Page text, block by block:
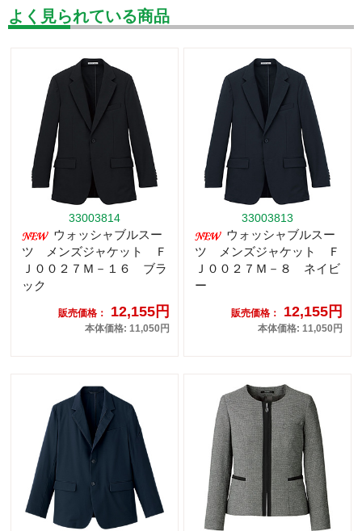
よく見られている商品
33003814
ウォッシャブルスー
ツ メンズジャケット Ｆ
Ｊ００２７Ｍ－１６ ブラ
ック
販売価格： 12,155円
本体価格: 11,050円
33003813
ウォッシャブルスー
ツ メンズジャケット Ｆ
Ｊ００２７Ｍ－８ ネイビ
ー
販売価格： 12,155円
本体価格: 11,050円